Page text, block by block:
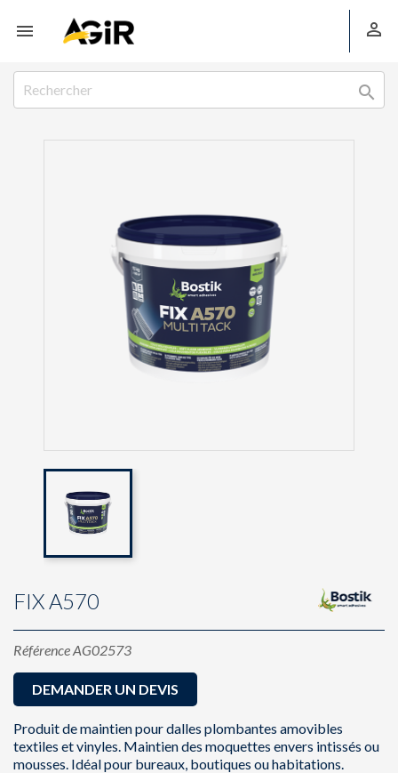
 

FIX A570
RéférenceAG02573
DEMANDER UN DEVIS
Produit de maintien pour dalles plombantes amovibles
textiles et vinyles. Maintien des moquettes envers intissés ou
mousses. Idéal pour bureaux, boutiques ou habitations.